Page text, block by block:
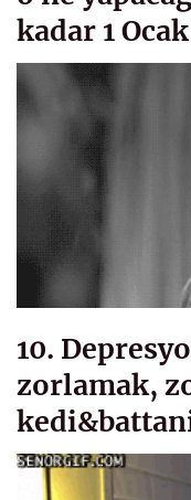
kadar 1
10.
zorlamak,